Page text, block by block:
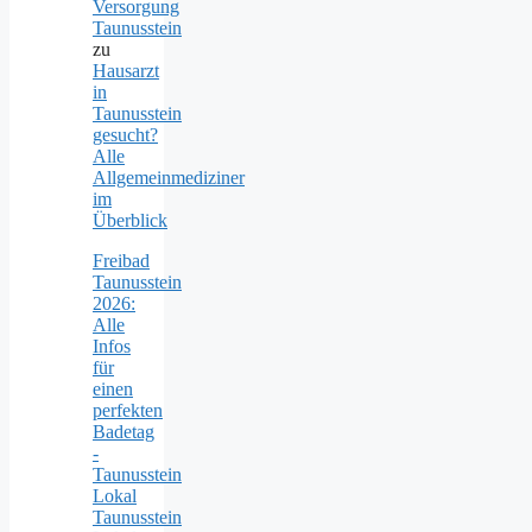
Versorgung
Taunusstein
zu
Hausarzt
in
Taunusstein
gesucht?
Alle
Allgemeinmediziner
im
Überblick
Freibad
Taunusstein
2026:
Alle
Infos
für
einen
perfekten
Badetag
-
Taunusstein
Lokal
Taunusstein